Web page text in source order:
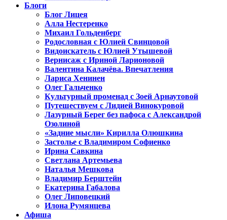
Блоги
Блог Лицея
Алла Нестеренко
Михаил Гольденберг
Родословная с Юлией Свинцовой
Видоискатель с Юлией Утышевой
Вернисаж с Ириной Ларионовой
Валентина Калачёва. Впечатления
Лариса Хенинен
Олег Гальченко
Культурный променад с Зоей Арнаутовой
Путешествуем с Лидией Винокуровой
Лазурный Берег без пафоса с Александрой
Озолиной
«Задние мысли» Кирилла Олюшкина
Застолье с Владимиром Софиенко
Ирина Савкина
Светлана Артемьева
Наталья Мешкова
Владимир Берштейн
Екатерина Габалова
Олег Липовецкий
Илона Румянцева
Афиша